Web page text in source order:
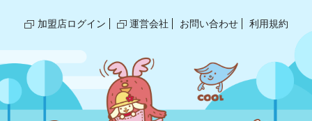
加盟店ログイン 運営会社 お問い合わせ 利用規約